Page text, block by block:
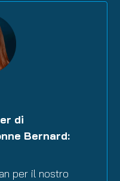
di
Bernard:
per il nostro